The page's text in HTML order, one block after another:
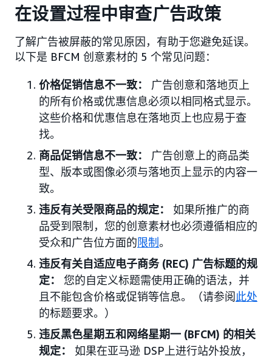
在设置过程中审查广告政策
了解广告被屏蔽的常见原因，有助于您避免延误。
以下是 BFCM 创意素材的 5 个常见问题：
价格促销信息不一致：
广告创意和落地页上
的所有价格或优惠信息必须以相同格式显示。
这些价格和优惠信息在落地页上也应易于查
找。
商品促销信息不一致：
广告创意上的商品类
型、版本或图像必须与落地页上显示的内容一
致。
违反有关受限商品的规定：
如果所推广的商
品受到限制，您的创意素材也必须遵循相应的
受众和广告位方面的限制。
违反有关自适应电子商务 (REC) 广告标题的规
定： 您的自定义标题需使用正确的语法，并
且不能包含价格或促销等信息。（请参阅 此处
的标题要求。）
违反黑色星期五和网络星期一 (BFCM) 的相关
规定： 如果在亚马逊 DSP上进行站外投放，